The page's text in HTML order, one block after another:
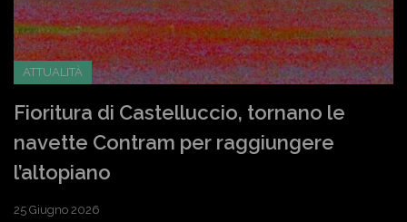
ATTUALITÀ
Fioritura di Castelluccio, tornano le
navette Contram per raggiungere
l’altopiano
25 Giugno 2026